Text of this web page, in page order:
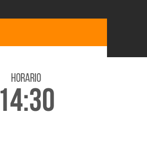
horario
14:30